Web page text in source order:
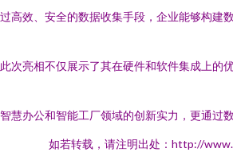
高效、安全的数据收集手段，企业能够构
次亮相不仅展示了其在硬件和软件集成上
慧办公和智能工厂领域的创新实力，更通过
如若转载，请注明出处：http://